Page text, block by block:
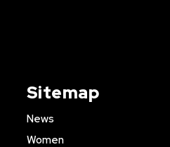
Sitemap
News
Women